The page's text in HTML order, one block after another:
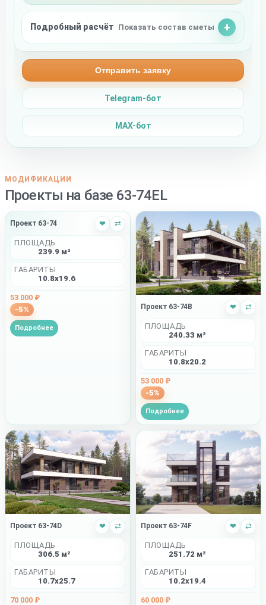
Подробный расчёт Показать состав сметы
Отправить заявку
Telegram-бот
MAX-бот
МОДИФИКАЦИИ
Проекты на базе 63-74EL
Проект 63-74 ❤ ⇄
ПЛОЩАДЬ
239.9 м²
ГАБАРИТЫ
10.8x19.6
53 000 ₽
-5%
Подробнее
Проект 63-74B ❤ ⇄
ПЛОЩАДЬ
240.33 м²
ГАБАРИТЫ
10.8x20.2
53 000 ₽
-5%
Подробнее
Проект 63-74D ❤ ⇄
ПЛОЩАДЬ
306.5 м²
ГАБАРИТЫ
10.7x25.7
70 000 ₽
Проект 63-74F ❤ ⇄
ПЛОЩАДЬ
251.72 м²
ГАБАРИТЫ
10.2x19.4
60 000 ₽